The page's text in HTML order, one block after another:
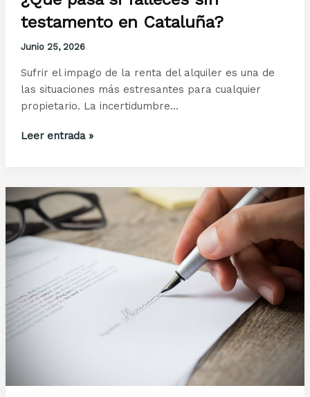
testamento en Cataluña?
Junio 25, 2026
Sufrir el impago de la renta del alquiler es una de
las situaciones más estresantes para cualquier
propietario. La incertidumbre…
¿Qué
testamento
en
Cataluña?
Leer entrada »